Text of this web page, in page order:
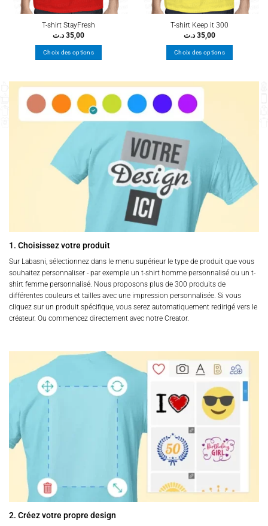
T-shirt StayFresh
35,00 د.ت
Choix des options
a
plusieurs
variations.
Les
options
choisies
sur
T-shirt Keep it 300
35,00 د.ت
Choix des options
a
Les
options
choisies
page
du
1. Choisissez votre produit
Sur Labasni, sélectionnez dans le menu supérieur le type de produit que vous
souhaitez personnaliser - par exemple un t-shirt homme personnalisé ou un t-
shirt femme personnalisé. Nous proposons plus de 300 produits de
différentes couleurs et tailles avec une impression personnalisée. Si vous
cliquez sur un produit spécifique, vous serez automatiquement redirigé vers le
créateur. Ou commencez directement avec notre Creator.
2. Créez votre propre design